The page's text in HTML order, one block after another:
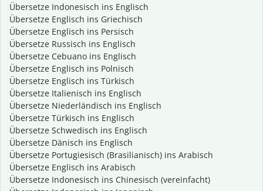
Übersetze Indonesisch ins Englisch
Übersetze Englisch ins Griechisch
Übersetze Englisch ins Persisch
Übersetze Russisch ins Englisch
Übersetze Cebuano ins Englisch
Übersetze Englisch ins Polnisch
Übersetze Englisch ins Türkisch
Übersetze Italienisch ins Englisch
Übersetze Niederländisch ins Englisch
Übersetze Türkisch ins Englisch
Übersetze Schwedisch ins Englisch
Übersetze Dänisch ins Englisch
Übersetze Portugiesisch (Brasilianisch) ins Arabisch
Übersetze Englisch ins Arabisch
Übersetze Indonesisch ins Chinesisch (vereinfacht)